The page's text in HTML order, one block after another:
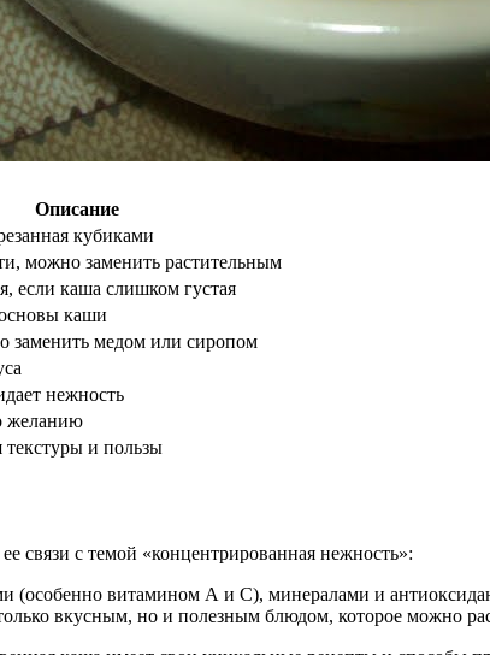
Описание
кубиками
можно заменить растительным
если каша слишком густая
каши
заменить медом или сиропом
нежность
желанию
текстуры и пользы
связи с темой «концентрированная нежность»:
(особенно витамином А и С), минералами и
вкусным, но и полезным блюдом, которое можно